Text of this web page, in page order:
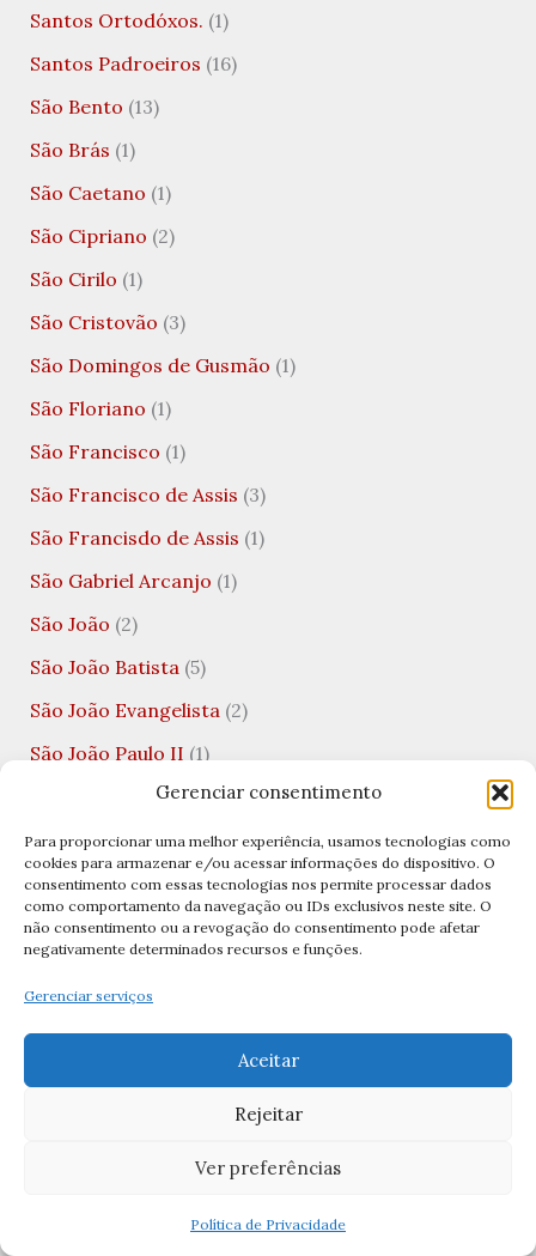
Gerenciar consentimento
Para proporcionar uma melhor experiência, usamos tecnologias como
cookies para armazenar e/ou acessar informações do dispositivo. O
consentimento com essas tecnologias nos permite processar dados
como comportamento da navegação ou IDs exclusivos neste site. O
não consentimento ou a revogação do consentimento pode afetar
negativamente determinados recursos e funções.
Gerenciar serviços
Aceitar
Rejeitar
Ver preferências
Política de Privacidade
Santos Ortodóxos. (1)
Santos Padroeiros (16)
São Bento (13)
São Brás (1)
São Caetano (1)
São Cipriano (2)
São Cirilo (1)
São Cristovão (3)
São Domingos de Gusmão (1)
São Floriano (1)
São Francisco (1)
São Francisco de Assis (3)
São Francisdo de Assis (1)
São Gabriel Arcanjo (1)
São João (2)
São João Batista(5)
São João Evangelista(2)
São João Paulo II (1)
São José(5)
São José Operário(1)
São Juan Diego(1)
(2)
São Miguel Arcanjo(8)